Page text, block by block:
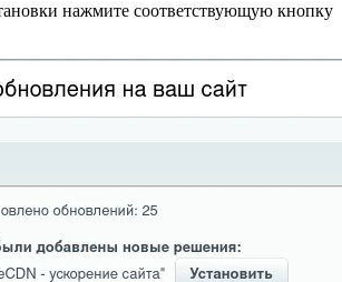
нажмите соответствующую кнопку